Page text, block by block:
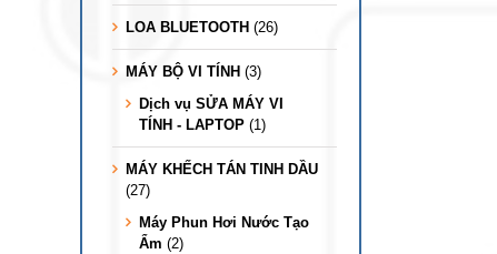
LOA BLUETOOTH (26)
MÁY BỘ VI TÍNH (3)
Dịch vụ SỬA MÁY VI
TÍNH - LAPTOP (1)
MÁY KHẾCH TÁN TINH DẦU
(27)
Máy Phun Hơi Nước Tạo
Ẩm (2)